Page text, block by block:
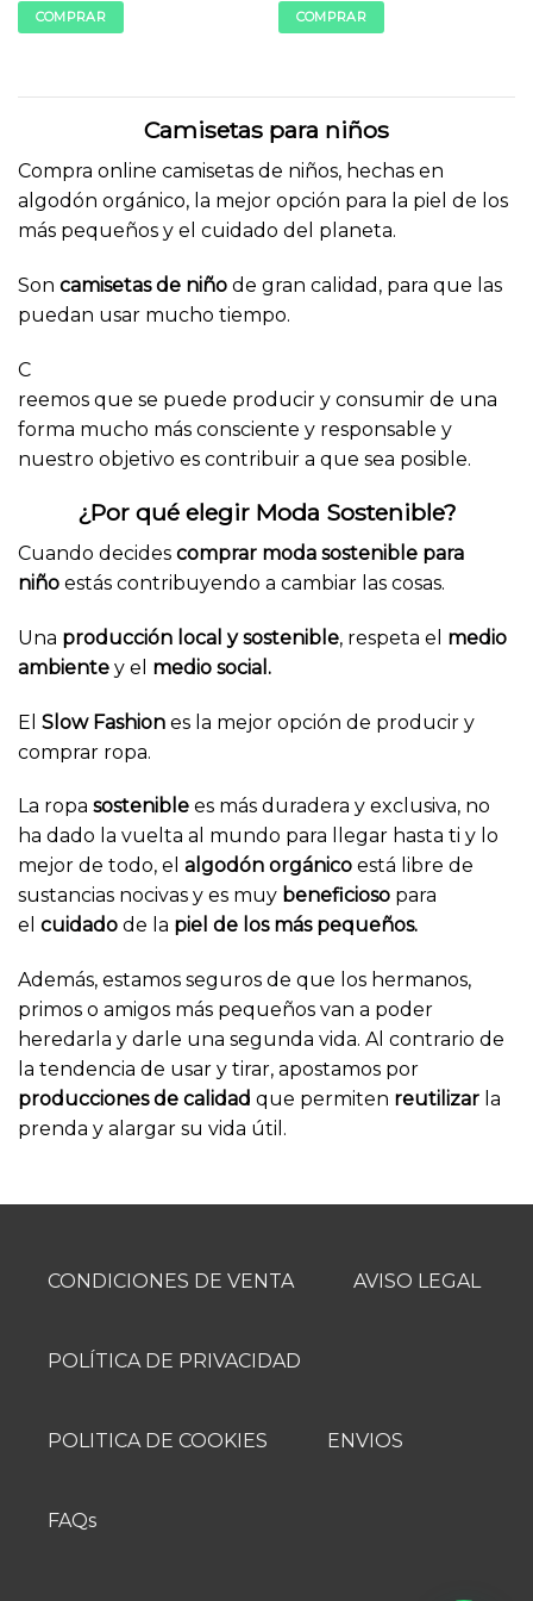
original
era:
COMPRAR
tiene
Las
opciones
pueden
en
la
de
producto
original
era:
COMPRAR
tiene
múltiples
variantes.
Las
opciones
se
pueden
en
la
producto
Camisetas para niños
Compra online camisetas de niños, hechas en
algodón orgánico, la mejor opción para la piel de los
más pequeños y el cuidado del planeta.
Son camisetas de niño de gran calidad, para que las
puedan usar mucho tiempo.
C
reemos que se puede producir y consumir de una
forma mucho más consciente y responsable y
nuestro objetivo es contribuir a que sea posible.
¿Por qué elegir Moda Sostenible?
Cuando decides comprar moda sostenible para
niño estás contribuyendo a cambiar las cosas.
Una producción local y sostenible, respeta el medio
ambiente y el medio social.
El Slow Fashion es la mejor opción de producir y
comprar ropa.
La ropa sostenible es más duradera y exclusiva, no
ha dado la vuelta al mundo para llegar hasta ti y lo
mejor de todo, el algodón orgánico está libre de
sustancias nocivas y es muy beneficioso para
el cuidado de la piel de los más pequeños.
Además, estamos seguros de que los hermanos,
primos o amigos más pequeños van a poder
heredarla y darle una segunda vida. Al contrario de
la tendencia de usar y tirar, apostamos por
producciones de calidad que permiten reutilizar la
prenda y alargar su vida útil.
CONDICIONES DE VENTA AVISO LEGAL
POLÍTICA DE PRIVACIDAD
POLITICA DE COOKIES ENVIOS
FAQs